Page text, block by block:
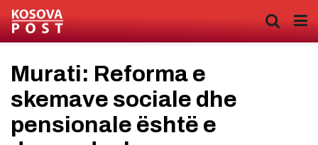
Murati: Reforma e
skemave sociale dhe
pensionale është e